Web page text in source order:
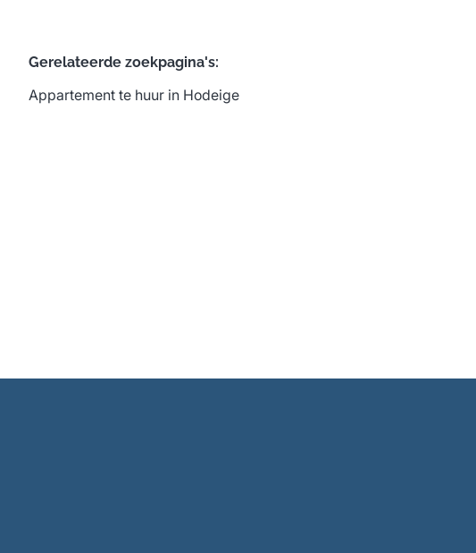
Gerelateerde zoekpagina's:
Appartement te huur in Hodeige